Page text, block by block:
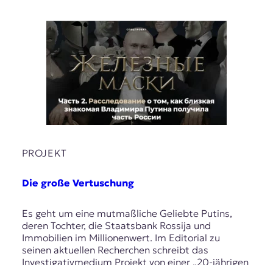
PROJEKT
Die große Vertuschung
Es geht um eine mutmaßliche Geliebte Putins,
deren Tochter, die Staatsbank Rossija und
Immobilien im Millionenwert. Im Editorial zu
seinen aktuellen Recherchen schreibt das
Investigativmedium Projekt von einer „20-jährigen